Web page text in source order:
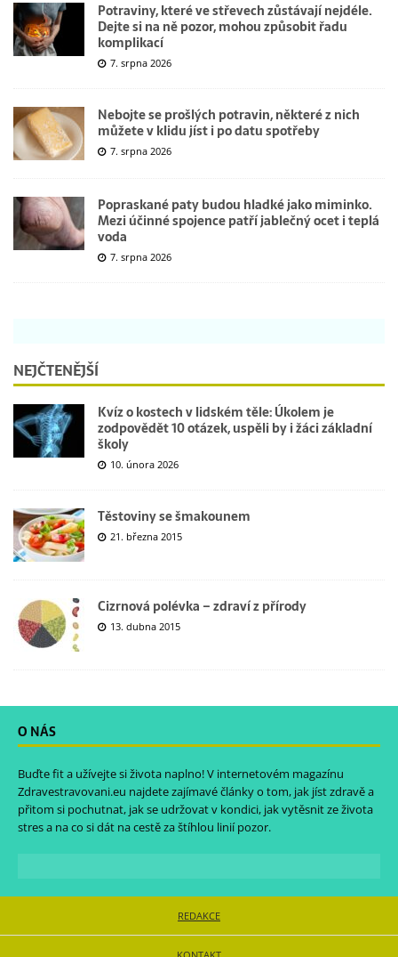
Potraviny, které ve střevech zůstávají nejdéle.
Dejte si na ně pozor, mohou způsobit řadu
komplikací
7. srpna 2026
Nebojte se prošlých potravin, některé z nich
můžete v klidu jíst i po datu spotřeby
7. srpna 2026
Popraskané paty budou hladké jako miminko.
Mezi účinné spojence patří jablečný ocet i teplá
voda
7. srpna 2026
NEJČTENĚJŠÍ
Kvíz o kostech v lidském těle: Úkolem je
zodpovědět 10 otázek, uspěli by i žáci základní
školy
10. února 2026
Těstoviny se šmakounem
21. března 2015
Cizrnová polévka – zdraví z přírody
13. dubna 2015
O NÁS
Buďte fit a užívejte si života naplno! V internetovém magazínu
Zdravestravovani.eu najdete zajímavé články o tom, jak jíst zdravě a
přitom si pochutnat, jak se udržovat v kondici, jak vytěsnit ze života
stres a na co si dát na cestě za štíhlou linií pozor.
REDAKCE